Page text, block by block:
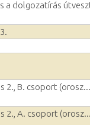
a dolgozatírás
2., B. csoport (orosz...
2., A. csoport